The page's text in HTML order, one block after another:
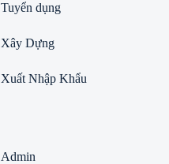
Tuyển dụng
Xây Dựng
Xuất Nhập Khẩu
Admin